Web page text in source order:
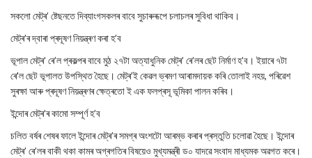
সকলো মেট্ৰ’ ষ্টেছনতে দিব্যাংগসকলৰ বাবে সুচাৰুৰূপে চলাচলৰ সুবিধা থাকিব।
মেট্ৰ’ৰ দ্বাৰা প্ৰদূষণ নিয়ন্ত্ৰণ কৰা হ’ব
ভূপাল মেট্ৰ’ ৰে’ল প্ৰকল্পৰ বাবে মুঠ ২৭টা অত্যাধুনিক মেট্ৰ’ ৰে’লৰ ছেট নিৰ্মাণ হ’ব। ইয়াৰে ৭টা
ৰে'ল ছেট ভূপালত উপস্থিত হৈছে। মেট্ৰ’ই কেৱল ভ্ৰমণ আৰামদায়ক কৰি তোলাই নহয়, পৰিৱেশ
সুৰক্ষা আৰু প্ৰদূষণ নিয়ন্ত্ৰণৰ ক্ষেত্ৰতো ই এক ফলপ্ৰসূ ভূমিকা পালন কৰিব।
ইন্দোৰ মেট্ৰ’ৰ কামো সম্পূৰ্ণ হ’ব
চলিত বৰ্ষৰ শেষৰ ফালে ইন্দোৰ মেট্ৰ’ৰ সমগ্ৰ অংশটো আৰম্ভ কৰাৰ প্ৰস্তুতি চলোৱা হৈছে। ইন্দোৰ
মেট্ৰ’ ৰে’লৰ বাকী থকা কামৰ অগ্ৰগতিৰ বিষয়েও মুখ্যমন্ত্ৰী ড০ যাদৱে সংবাদ মাধ্যমক অৱগত কৰে।